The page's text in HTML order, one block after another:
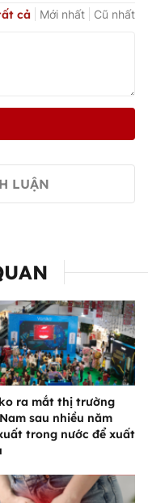
cả Mới nhất Cũ nhất
LUẬN
ra mắt thị trường
sau nhiều năm
trong nước để xuất